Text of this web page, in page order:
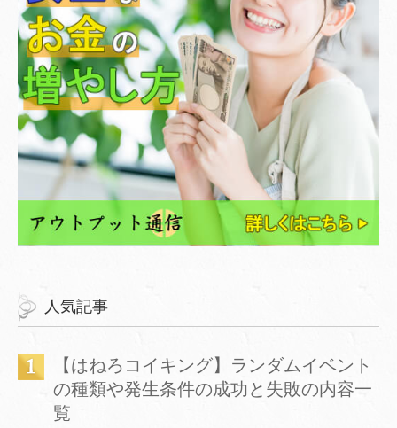
人気記事
【はねろコイキング】ランダムイベント
の種類や発生条件の成功と失敗の内容一
覧